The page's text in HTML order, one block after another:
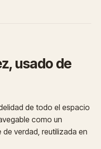
usado de
de todo el espacio
como un
verdad, reutilizada en